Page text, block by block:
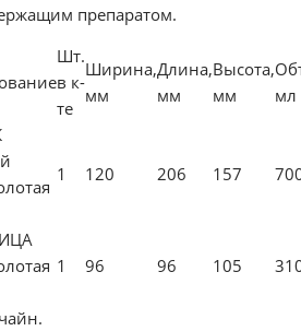
препаратом.
Шт.
в к-
те
Ширина,
мм
Длина,
мм
Высота,
мм
мл
1 120 206 157
1 96 96 105